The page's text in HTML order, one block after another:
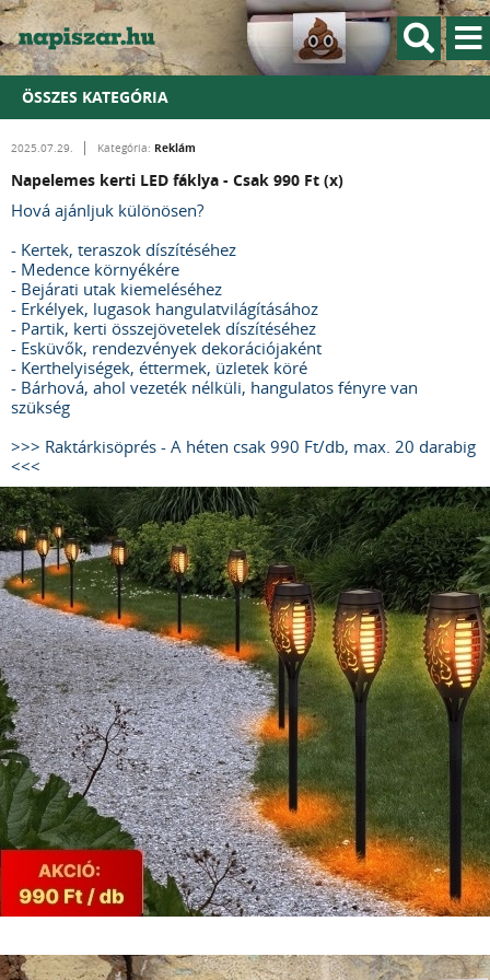
ÖSSZES KATEGÓRIA
2025.07.29. Kategória: Reklám
Napelemes kerti LED fáklya - Csak 990 Ft (x)
Hová ajánljuk különösen?
- Kertek, teraszok díszítéséhez
- Medence környékére
- Bejárati utak kiemeléséhez
- Erkélyek, lugasok hangulatvilágításához
- Partik, kerti összejövetelek díszítéséhez
- Esküvők, rendezvények dekorációjaként
- Kerthelyiségek, éttermek, üzletek köré
- Bárhová, ahol vezeték nélküli, hangulatos fényre van
szükség
>>> Raktárkisöprés - A héten csak 990 Ft/db, max. 20 darabig
<<<